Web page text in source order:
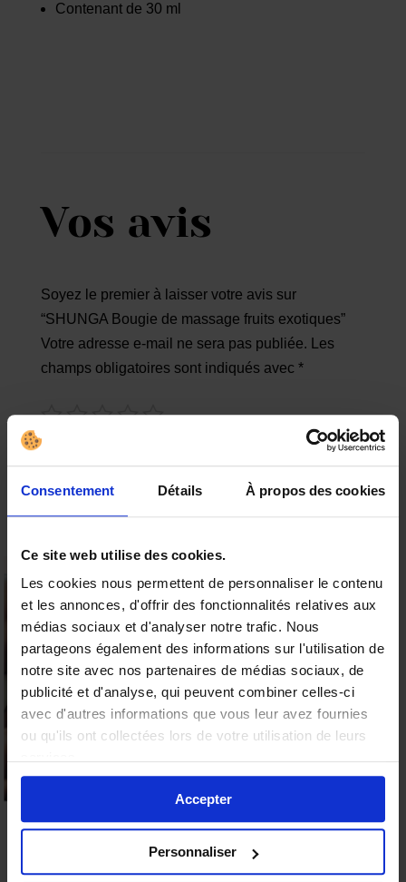
Consentement Détails À propos des cookies
Ce site web utilise des cookies.
Les cookies nous permettent de personnaliser le contenu
et les annonces, d'offrir des fonctionnalités relatives aux
médias sociaux et d'analyser notre trafic. Nous
partageons également des informations sur l'utilisation de
notre site avec nos partenaires de médias sociaux, de
publicité et d'analyse, qui peuvent combiner celles-ci
avec d'autres informations que vous leur avez fournies
ou qu'ils ont collectées lors de votre utilisation de leurs
Accepter
Personnaliser
Contenant de 30 ml
Vos avis
Soyez le premier à laisser votre avis sur
“SHUNGA Bougie de massage fruits exotiques”
Votre adresse e-mail ne sera pas publiée.
Les
champs obligatoires sont indiqués avec *
ENVOI
9.6/10 (19 avis)
★★★★★
15% offerts sur votre
première commande
Valable sur tous les produits